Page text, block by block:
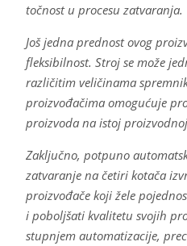
točnost u procesu zatvaranja.
Još jedna prednost ovog
fleksibilnost. Stroj se može
različitim veličinama
proizvođačima omogućuje
proizvoda na istoj
Zaključno, potpuno
zatvaranje na četiri kotača
proizvođače koji žele
i poboljšati kvalitetu svojih
stupnjem automatizacije,